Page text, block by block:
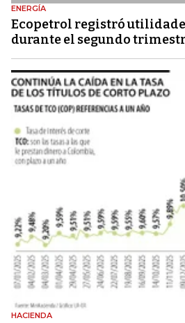
ENERGÍA
Ecopetrol registró
durante el segundo
HACIENDA